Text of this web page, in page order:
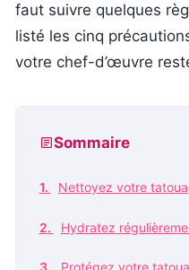
faut suivre quelques
listé les cinq
votre chef-d’œuvre
Sommaire
Nettoyez votre
Hydratez
Protégez votre